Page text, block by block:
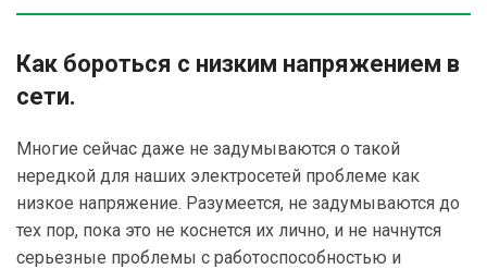
Как бороться с низким напряжением в
сети.
Многие сейчас даже не задумываются о такой
нередкой для наших электросетей проблеме как
низкое напряжение. Разумеется, не задумываются до
тех пор, пока это не коснется их лично, и не начнутся
серьезные проблемы с работоспособностью и